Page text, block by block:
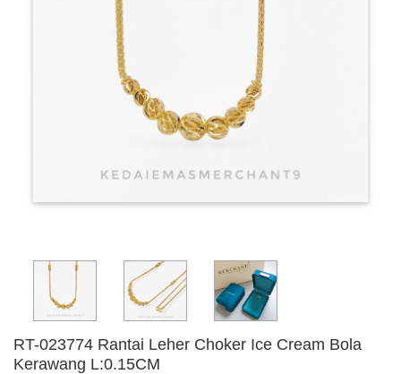
RT-023774 Rantai Leher Choker Ice Cream Bola
Kerawang L:0.15CM